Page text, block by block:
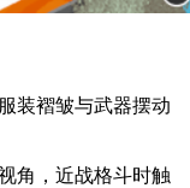
装褶皱与武器摆动
角，近战格斗时触